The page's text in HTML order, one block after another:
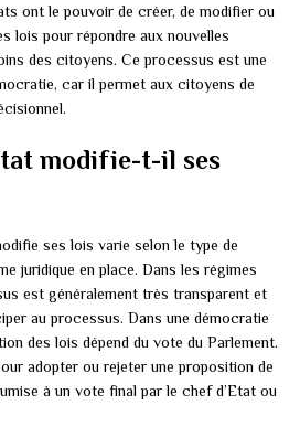
ont le pouvoir de créer, de modifier ou
lois pour répondre aux nouvelles
des citoyens. Ce processus est une
car il permet aux citoyens de
modifie-t-il ses
ses lois varie selon le type de
juridique en place. Dans les régimes
est généralement très transparent et
au processus. Dans une démocratie
des lois dépend du vote du Parlement.
adopter ou rejeter une proposition de
à un vote final par le chef d’Etat ou